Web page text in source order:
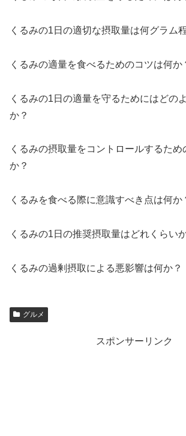
くるみの1日の適切な摂取量は何グラム
くるみの適量を食べるためのコツは何か
くるみの1日の適量を守るためにはどの
か？
くるみの摂取量をコントロールするた
か？
くるみを食べる際に意識すべき点は何か
くるみの1日の推奨摂取量はどれくらい
くるみの過剰摂取による悪影響は何か？
グルメ
スポンサーリンク